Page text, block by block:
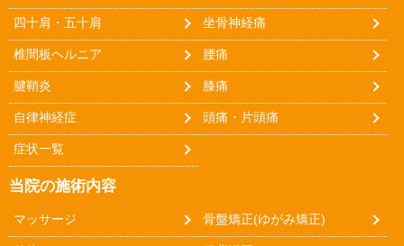
四十肩・五十肩 坐骨神経痛
椎間板ヘルニア 腰痛
腱鞘炎 膝痛
自律神経症 頭痛・片頭痛
症状一覧
当院の施術内容
マッサージ 骨盤矯正(ゆがみ矯正)